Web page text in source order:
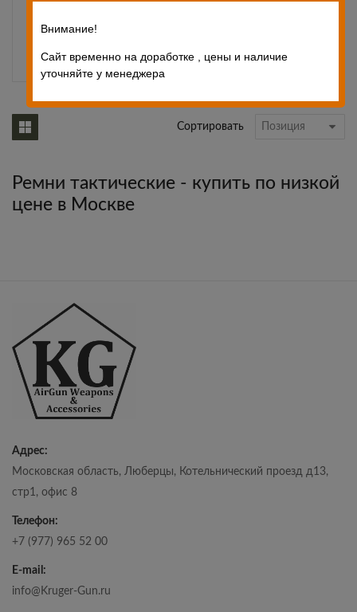
Цена: 1,490₽
Сортировать
Ремни тактические - купить по низкой
цене в Москве
Адрес:
Московская область, Люберцы, Котельнический проезд д13,
стр1, офис 8
Телефон:
+7 (977) 965 52 00
E-mail:
info@Kruger-Gun.ru
Внимание!
Сайт временно на доработке , цены и наличие
уточняйте у менеджера